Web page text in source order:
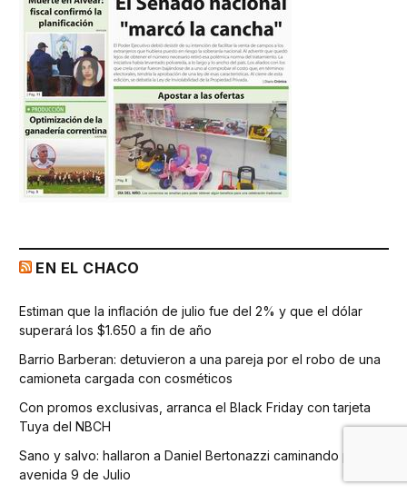
EN EL CHACO
Estiman que la inflación de julio fue del 2% y que el dólar
superará los $1.650 a fin de año
Barrio Barberan: detuvieron a una pareja por el robo de una
camioneta cargada con cosméticos
Con promos exclusivas, arranca el Black Friday con tarjeta
Tuya del NBCH
Sano y salvo: hallaron a Daniel Bertonazzi caminando por la
avenida 9 de Julio